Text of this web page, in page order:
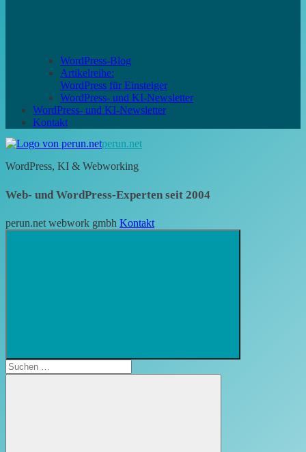
WordPress-Blog
Artikelreihe:
WordPress für Einsteiger
WordPress- und KI-Newsletter
WordPress- und KI-Newsletter
Kontakt
perun.net
WordPress, KI & Webworking
Web- und WordPress-Experten seit 2004
perun.net webwork gmbh Kontakt
öffnen
Suchen
nach: